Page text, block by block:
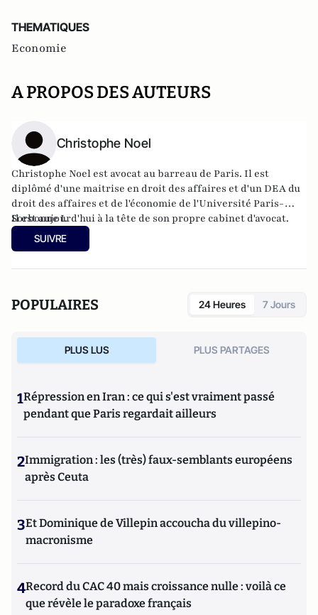
THEMATIQUES
Economie
A PROPOS DES AUTEURS
Christophe Noel
Christophe Noel est avocat au barreau de Paris. Il est
diplômé d'une maitrise en droit des affaires et d'un DEA du
droit des affaires et de l'économie de l'Université Paris-
Sorbonne I.
Il est aujourd'hui à la tête de son propre cabinet d'avocat.
SUIVRE
POPULAIRES 24 Heures 7 Jours
PLUS LUS PLUS PARTAGES
1Répression en Iran : ce qui s'est vraiment passé
pendant que Paris regardait ailleurs
2Immigration : les (très) faux-semblants européens
après Ceuta
3Et Dominique de Villepin accoucha du villepino-
macronisme
4Record du CAC 40 mais croissance nulle : voilà ce
que révèle le paradoxe français